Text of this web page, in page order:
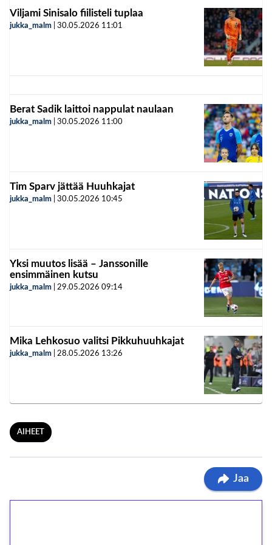
Viljami Sinisalo fiilisteli tuplaa
jukka_malm 30.05.2026 11:01
Berat Sadik laittoi nappulat naulaan
jukka_malm 30.05.2026 11:00
Tim Sparv jättää Huuhkajat
jukka_malm 30.05.2026 10:45
Yksi muutos lisää – Janssonille
ensimmäinen kutsu
jukka_malm 29.05.2026 09:14
Mika Lehkosuo valitsi Pikkuhuuhkajat
jukka_malm 28.05.2026 13:26
AIHEET
Jaa